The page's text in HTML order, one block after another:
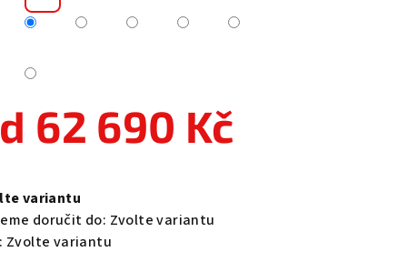
62 690 Kč
variantu
doručit do: Zvolte variantu
Zvolte variantu